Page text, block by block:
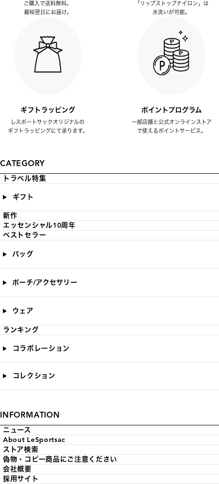
ご購入で送料無料。
最短翌日にお届け。
「リップストップナイロン」は
水洗いが可能。
ギフトラッピング
レスポートサックオリジナルの
ギフトラッピングにて承ります。
ポイントプログラム
一部店舗と公式オンラインストア
で使えるポイントサービス。
CATEGORY
トラベル特集
ギフト
新作
エッセンシャル10周年
ベストセラー
バッグ
ポーチ/アクセサリー
ウェア
ランキング
コラボレーション
コレクション
INFORMATION
ニュース
About LeSportsac
ストア検索
偽物・コピー商品にご注意ください
会社概要
採用サイト